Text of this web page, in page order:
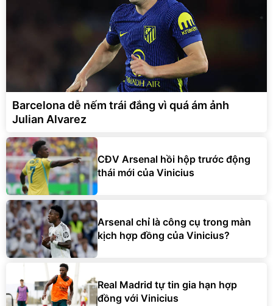
Barcelona dễ nếm trái đắng vì quá ám ảnh
Julian Alvarez
CĐV Arsenal hồi hộp trước động
thái mới của Vinicius
Arsenal chỉ là công cụ trong màn
kịch hợp đồng của Vinicius?
Real Madrid tự tin gia hạn hợp
đồng với Vinicius